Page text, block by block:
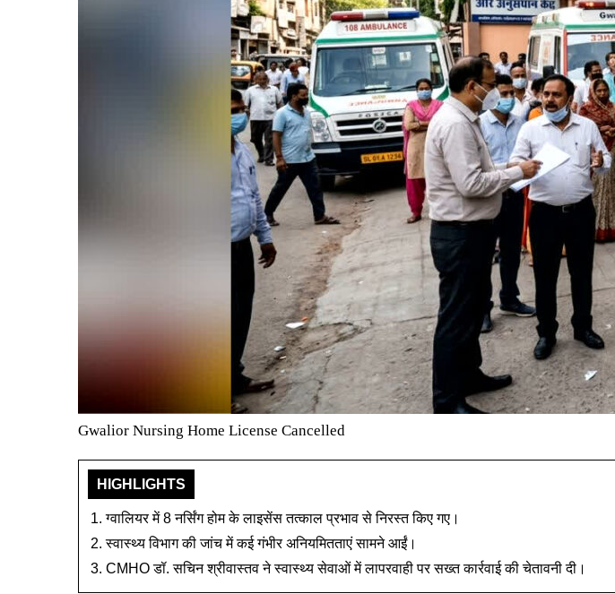
Gwalior Nursing Home License Cancelled
HIGHLIGHTS
ग्वालियर में 8 नर्सिंग होम के लाइसेंस तत्काल प्रभाव से निरस्त किए गए।
स्वास्थ्य विभाग की जांच में कई गंभीर अनियमितताएं सामने आईं।
CMHO डॉ. सचिन श्रीवास्तव ने स्वास्थ्य सेवाओं में लापरवाही पर सख्त कार्रवाई की चेतावनी दी।